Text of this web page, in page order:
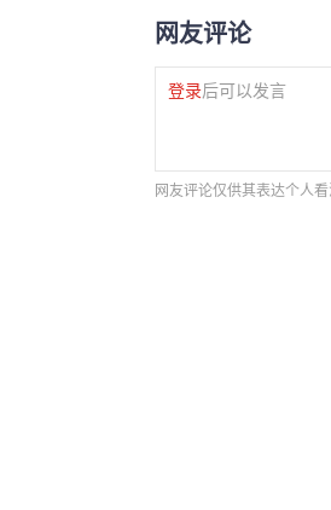
网友评论
登录后可以发言
网友评论仅供其表达个人